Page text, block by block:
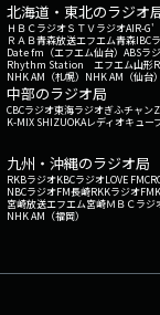
北海道・東北のラジオ
ＨＢＣラジオＳＴＶラジオAIR-G'
ＲＡＢ青森放送エフエム青森IBC
Date fm（エフエム仙台） ABSラ
Rhythm Station エフエム山形
NHK AM（札幌） NHK AM（仙台
中部のラジオ局
CBCラジオ東海ラジオぎふチャン
K-MIX SHIZUOKAレディオキュー
九州・沖縄のラジオ局
RKBラジオKBCラジオLOVE FM
NBCラジオFM長崎RKKラジオ
宮崎放送エフエム宮崎ＭＢＣラジ
NHK AM（福岡）